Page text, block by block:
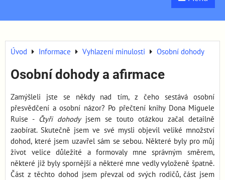
Úvod Informace Vyhlazení minulosti Osobní dohody
Osobní dohody a afirmace
Zamýšleli jste se někdy nad tím, z čeho sestává osobní
přesvědčení a osobní názor? Po přečtení knihy Dona Miguele
Ruise - Čtyři dohodyjsem se touto otázkou začal detailně
zaobírat. Skutečně jsem ve své mysli objevil veliké množství
dohod, které jsem uzavřel sám se sebou. Některé byly pro můj
život velice důležité a formovaly mne správným směrem,
některé již byly spornější a některé mne vedly vyloženě špatně.
Část z těchto dohod jsem převzal od svých rodičů, část jsem